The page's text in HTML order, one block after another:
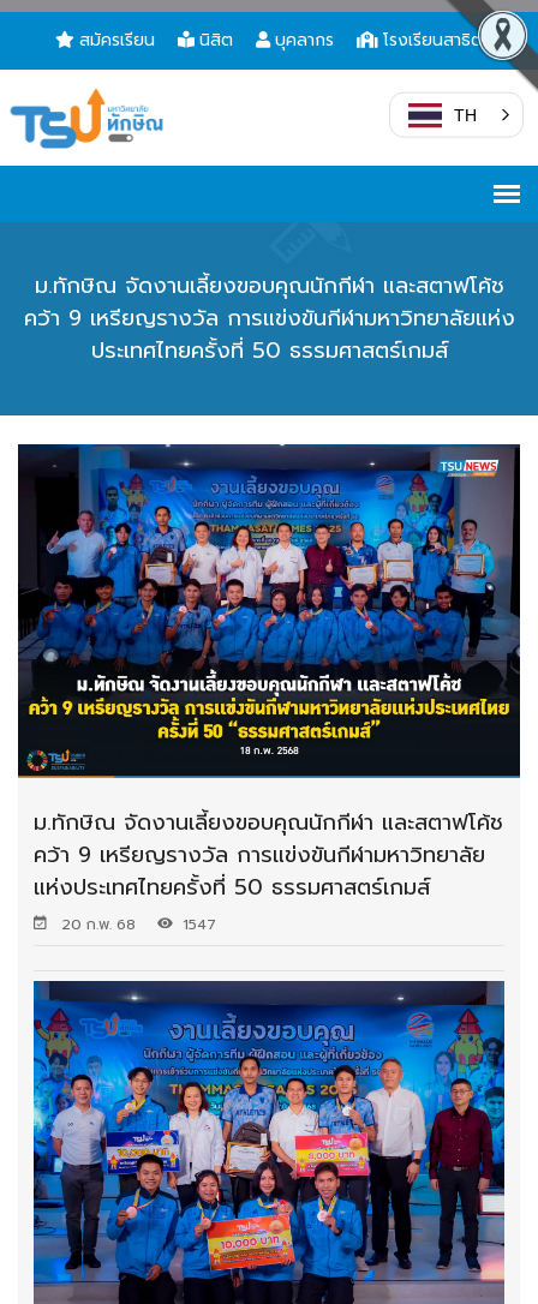
สมัครเรียน นิสิต บุคลากร โรงเรียนสาธิต
TH
ม.ทักษิณ จัดงานเลี้ยงขอบคุณนักกีฬา และสตาฟโค้ช
คว้า 9 เหรียญรางวัล การแข่งขันกีฬามหาวิทยาลัยแห่ง
ประเทศไทยครั้งที่ 50 ธรรมศาสตร์เกมส์
ม.ทักษิณ จัดงานเลี้ยงขอบคุณนักกีฬา และสตาฟโค้ช
คว้า 9 เหรียญรางวัล การแข่งขันกีฬามหาวิทยาลัย
แห่งประเทศไทยครั้งที่ 50 ธรรมศาสตร์เกมส์
20 ก.พ. 68 1547